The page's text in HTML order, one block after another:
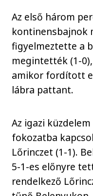
Az első három
kontinensbajnok
figyelmeztette a
megintették (1-
amikor fordított
lábra pattant.
Az igazi
fokozatba
Lőrinczet (1-1).
5-1-es előnyre
rendelkező